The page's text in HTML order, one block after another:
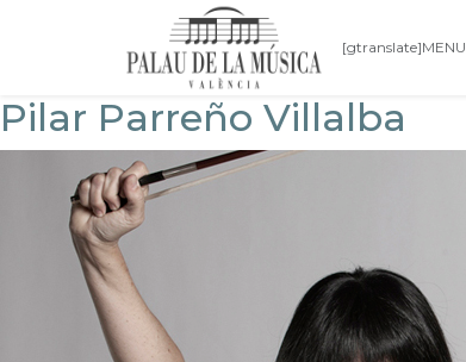
[gtranslate]MENU
Pilar Parreño Villalba